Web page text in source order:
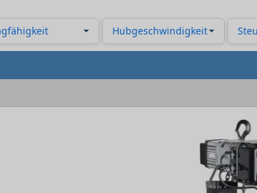
Hubgeschwindigkeit